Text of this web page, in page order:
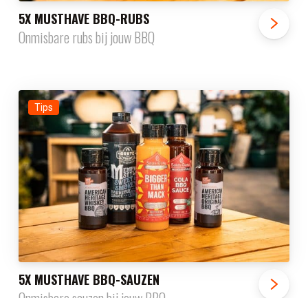
5X MUSTHAVE BBQ-RUBS
Onmisbare rubs bij jouw BBQ
Tips
5X MUSTHAVE BBQ-SAUZEN